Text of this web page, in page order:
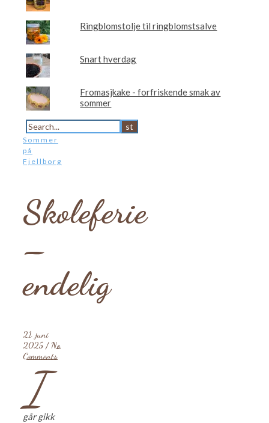
Ringblomstolje til ringblomstsalve
Snart hverdag
Fromasjkake - forfriskende smak av
sommer
Sommer
på
Fjellborg
Skoleferie
–
endelig
21. juni
2025 / No
Comments
I
går gikk